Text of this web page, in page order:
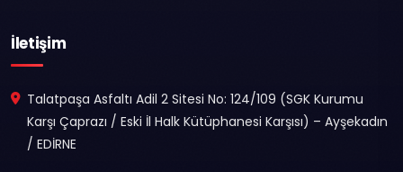
İletişim
Talatpaşa Asfaltı Adil 2 Sitesi No: 124/109 (SGK Kurumu
Karşı Çaprazı / Eski İl Halk Kütüphanesi Karşısı) – Ayşekadın
/ EDİRNE